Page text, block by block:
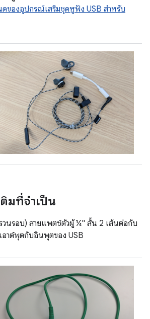
ของอุปกรณ์เสริมชุดหูฟัง USB สำหรับ
ติมที่จำเป็น
วนรอบ) สายแพตช์ตัวผู้ ¼" สั้น 2 เส้นต่อกับ
อาต์พุตกับอินพุตของ USB